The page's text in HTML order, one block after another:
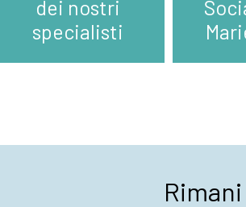
dei nostri
specialisti